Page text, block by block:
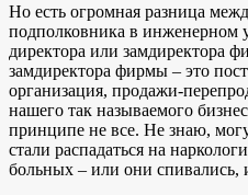
Но есть огромная разница
подполковника в
директора или замдиректора
замдиректора фирмы – это
организация, продажи-
нашего так называемого
принципе не все. Не знаю,
стали распадаться на
больных – или они спивались,